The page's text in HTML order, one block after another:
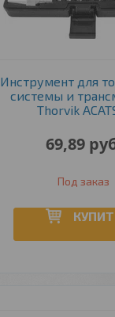
Инструмент для
системы и
Thorvik
69,89
Под заказ